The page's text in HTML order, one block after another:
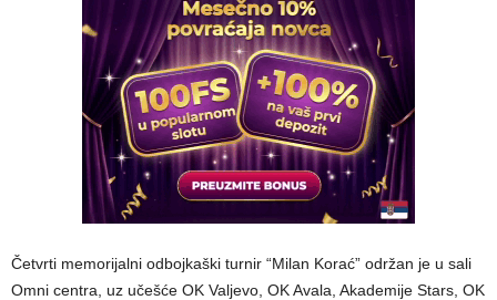
Četvrti memorijalni odbojkaški turnir “Milan Korać” održan je u sali
Omni centra, uz učešće OK Valjevo, OK Avala, Akademije Stars, OK